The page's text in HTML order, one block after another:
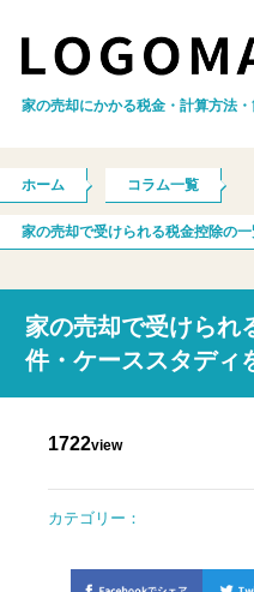
家の売却にかかる税金・計算方法
ホーム コラム一覧
家の売却で受けられる税金控除の
家の売却で受けられ
件・ケーススタディ
1722view
カテゴリー：